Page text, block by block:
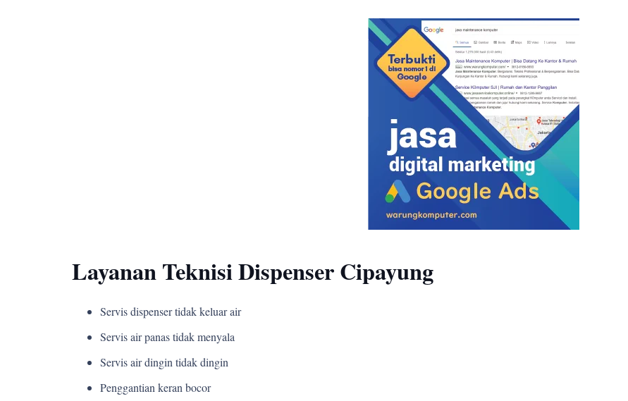
Layanan Teknisi Dispenser Cipayung
Servis dispenser tidak keluar air
Servis air panas tidak menyala
Servis air dingin tidak dingin
Penggantian keran bocor